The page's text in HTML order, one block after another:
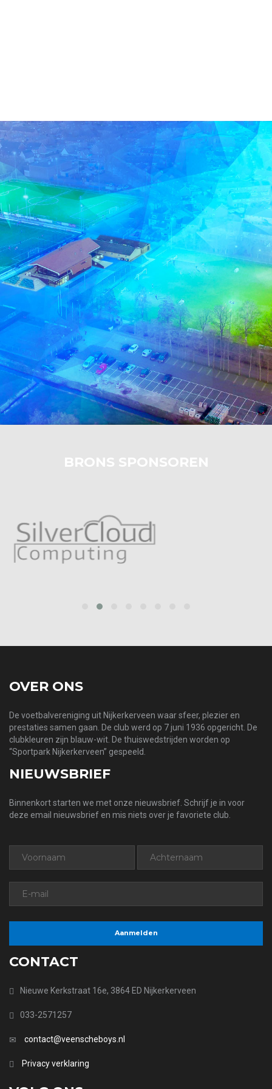
BRONS SPONSOREN
OVER ONS
De voetbalvereniging uit Nijkerkerveen waar sfeer, plezier en
prestaties samen gaan. De club werd op 7 juni 1936 opgericht. De
clubkleuren zijn blauw-wit. De thuiswedstrijden worden op
“Sportpark Nijkerkerveen” gespeeld.
NIEUWSBRIEF
Binnenkort starten we met onze nieuwsbrief. Schrijf je in voor
deze email nieuwsbrief en mis niets over je favoriete club.
CONTACT
Nieuwe Kerkstraat 16e, 3864 ED Nijkerkerveen
033-2571257
contact@veenscheboys.nl
Privacy verklaring